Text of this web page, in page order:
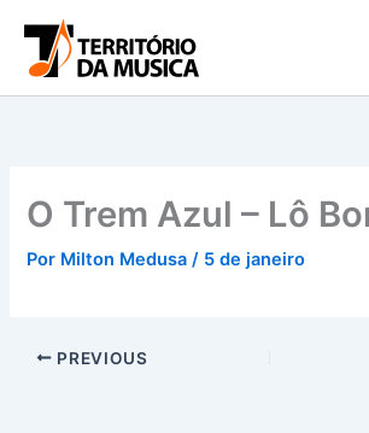
para
conteúdo
O Trem Azul – Lô
Por Milton Medusa/ 5 de janeiro
PREVIOUS